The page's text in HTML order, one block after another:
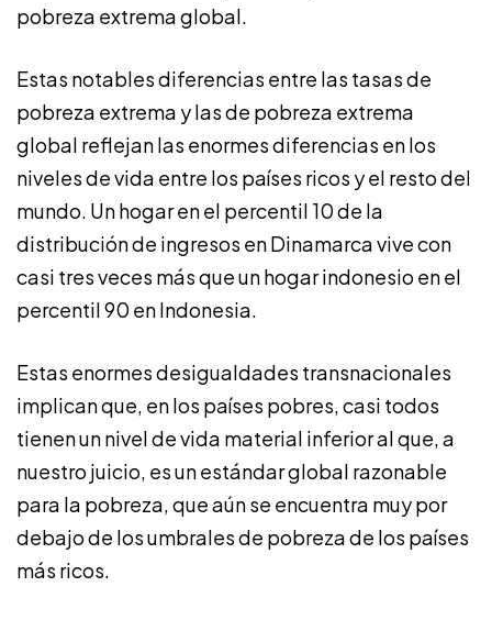
pobreza extrema global.
Estas notables diferencias entre las tasas de
pobreza extrema y las de pobreza extrema
global reflejan las enormes diferencias en los
niveles de vida entre los países ricos y el resto del
mundo. Un hogar en el percentil 10 de la
distribución de ingresos en Dinamarca vive con
casi tres veces más que un hogar indonesio en el
percentil 90 en Indonesia.
Estas enormes desigualdades transnacionales
implican que, en los países pobres, casi todos
tienen un nivel de vida material inferior al que, a
nuestro juicio, es un estándar global razonable
para la pobreza, que aún se encuentra muy por
debajo de los umbrales de pobreza de los países
más ricos.